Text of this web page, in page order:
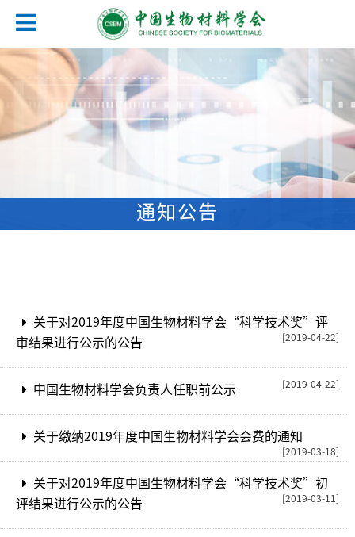
通知公告
关于对2019年度中国生物材料学会“科学技术奖”评
审结果进行公示的公告
[2019-04-22]
中国生物材料学会负责人任职前公示 [2019-04-22]
关于缴纳2019年度中国生物材料学会会费的通知
[2019-03-18]
关于对2019年度中国生物材料学会“科学技术奖”初
评结果进行公示的公告
[2019-03-11]